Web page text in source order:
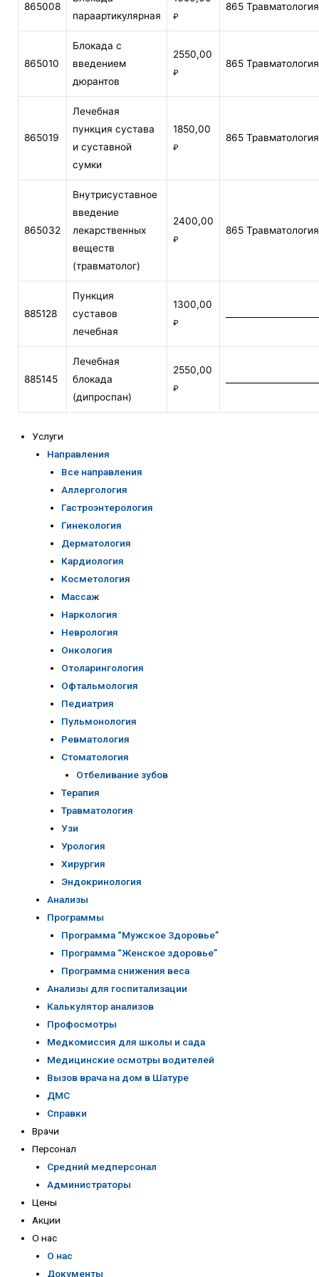
865008
параартикулярная
₽
865
865010
Блокада с
введением
дюрантов
2550,00
₽
865
865019
Лечебная
пункция сустава
и суставной
сумки
1850,00
₽
865
865032
Внутрисуставное
введение
лекарственных
веществ
(травматолог)
2400,00
₽
865
885128
Пункция
суставов
лечебная
1300,00
₽
885145
Лечебная
блокада
(дипроспан)
2550,00
₽
Услуги
Направления
Все направления
Аллергология
Гастроэнтерология
Гинекология
Дерматология
Кардиология
Косметология
Массаж
Наркология
Неврология
Онкология
Отоларингология
Офтальмология
Педиатрия
Пульмонология
Ревматология
Стоматология
Отбеливание зубов
Терапия
Травматология
Узи
Урология
Хирургия
Эндокринология
Анализы
Программы
Программа “Мужское Здоровье”
Программа “Женское здоровье”
Программа снижения веса
Анализы для госпитализации
Калькулятор анализов
Профосмотры
Медкомиссия для школы и сада
Медицинские осмотры водителей
Вызов врача на дом в Шатуре
ДМС
Справки
Врачи
Персонал
Средний медперсонал
Администраторы
Цены
Акции
О нас
О нас
Документы